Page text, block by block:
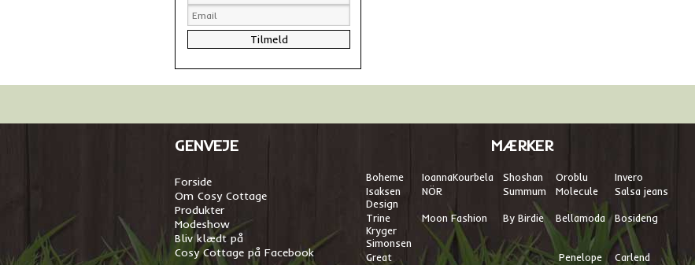
GENVEJE
Forside
Om Cosy Cottage
Produkter
Modeshow
Bliv klædt på
Cosy Cottage på Facebook
MÆRKER
Boheme IoannaKourbela Shoshan Oroblu
Invero
Isaksen
Design
NÖR Summum Molecule Salsa jeans
Trine
Kryger
Simonsen
Moon Fashion By Birdie Bellamoda Bosideng
Great
Penelope
Carlend